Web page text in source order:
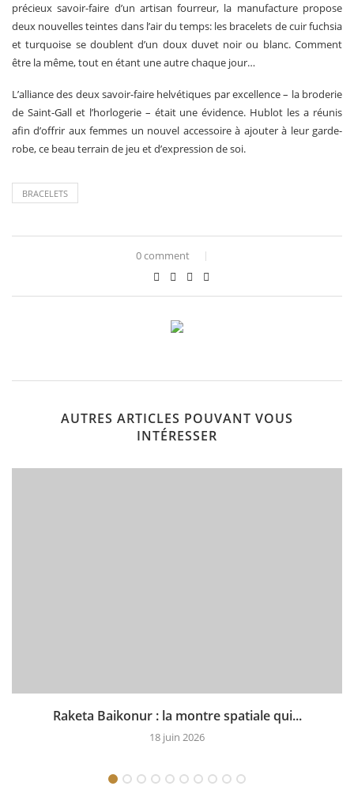
précieux savoir-faire d’un artisan fourreur, la manufacture propose
deux nouvelles teintes dans l’air du temps: les bracelets de cuir fuchsia
et turquoise se doublent d’un doux duvet noir ou blanc. Comment
être la même, tout en étant une autre chaque jour…
L’alliance des deux savoir-faire helvétiques par excellence – la broderie
de Saint-Gall et l’horlogerie – était une évidence. Hublot les a réunis
afin d’offrir aux femmes un nouvel accessoire à ajouter à leur garde-
robe, ce beau terrain de jeu et d’expression de soi.
BRACELETS
0 comment
AUTRES ARTICLES POUVANT VOUS
INTÉRESSER
Raketa Baikonur : la montre spatiale qui...
18 juin 2026